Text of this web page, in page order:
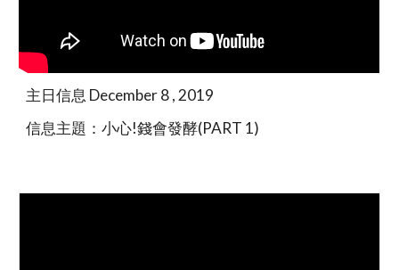
主日信息 December 8 , 2019
信息主題：小心!錢會發酵(PART 1)